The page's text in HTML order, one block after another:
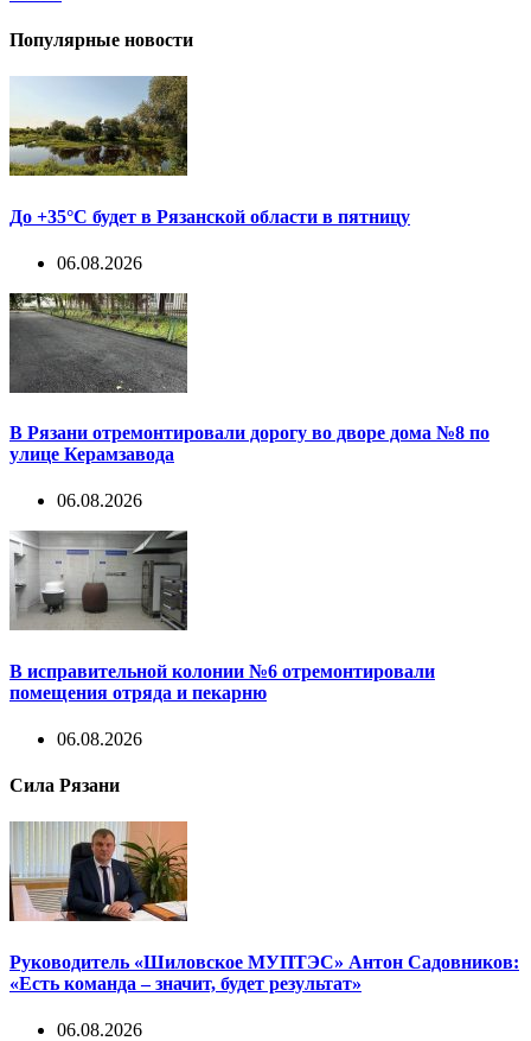
Популярные новости
До +35°С будет в Рязанской области в пятницу
06.08.2026
В Рязани отремонтировали дорогу во дворе дома №8 по
улице Керамзавода
06.08.2026
В исправительной колонии №6 отремонтировали
помещения отряда и пекарню
06.08.2026
Сила Рязани
Руководитель «Шиловское МУПТЭС» Антон Садовников:
«Есть команда – значит, будет результат»
06.08.2026